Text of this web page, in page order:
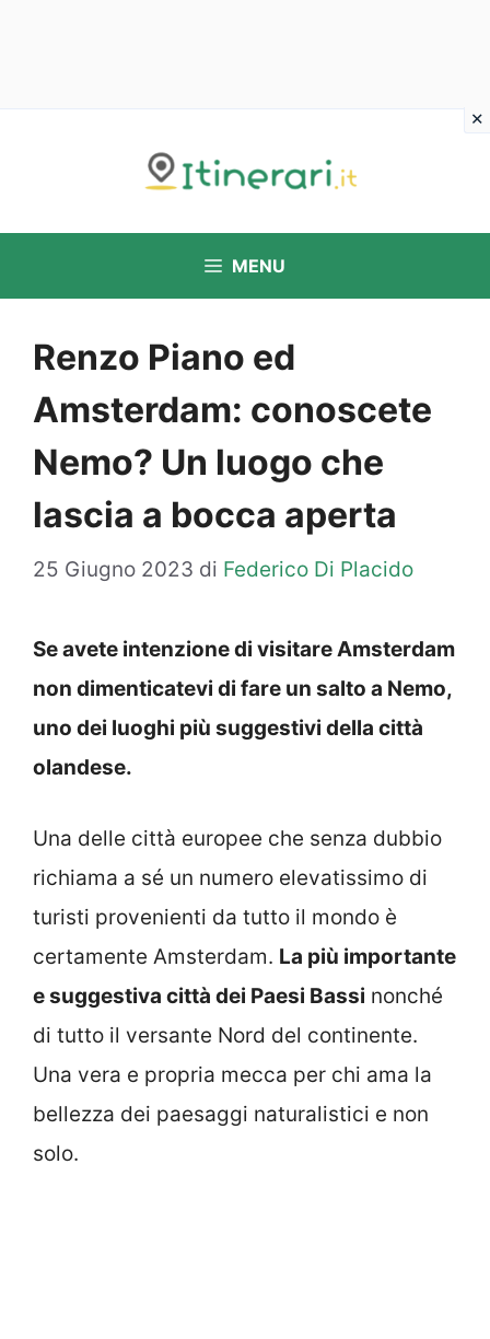
MENU
Renzo Piano ed
Amsterdam: conoscete
Nemo? Un luogo che
lascia a bocca aperta
25 Giugno 2023 di Federico Di Placido
Se avete intenzione di visitare Amsterdam
non dimenticatevi di fare un salto a Nemo,
uno dei luoghi più suggestivi della città
olandese.
Una delle città europee che senza dubbio
richiama a sé un numero elevatissimo di
turisti provenienti da tutto il mondo è
certamente Amsterdam. La più importante
e suggestiva città dei Paesi Bassi nonché
di tutto il versante Nord del continente.
Una vera e propria mecca per chi ama la
bellezza dei paesaggi naturalistici e non
solo.